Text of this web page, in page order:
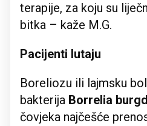
terapije, za koju su
bitka – kaže M.G.
Pacijenti lutaju
Boreliozu ili lajmsku
bakterija Borrelia
čovjeka najčešće